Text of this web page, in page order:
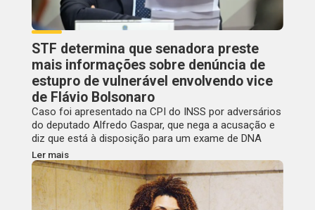
STF determina que senadora preste
mais informações sobre denúncia de
estupro de vulnerável envolvendo vice
de Flávio Bolsonaro
Caso foi apresentado na CPI do INSS por adversários
do deputado Alfredo Gaspar, que nega a acusação e
diz que está à disposição para um exame de DNA
Ler mais